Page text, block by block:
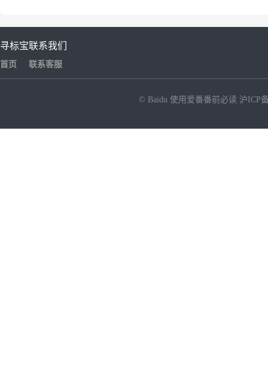
寻标宝
首页
联系我们
联系客服
© Baidu 使用爱番番前必读 沪ICP